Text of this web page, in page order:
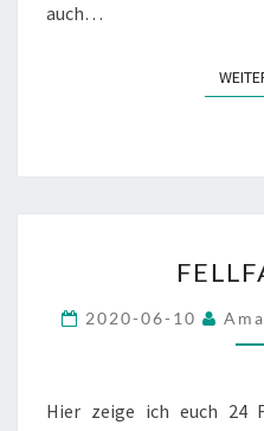
auch…
2020-06-10
Hier zeige ich euch 24